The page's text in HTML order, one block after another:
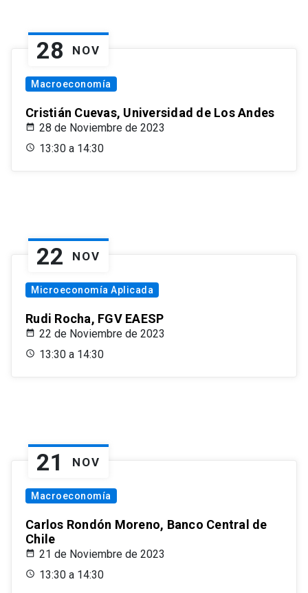
28 NOV
Macroeconomía
Cristián Cuevas, Universidad de Los Andes
28 de Noviembre de 2023
13:30 a 14:30
22 NOV
Microeconomía Aplicada
Rudi Rocha, FGV EAESP
22 de Noviembre de 2023
13:30 a 14:30
21 NOV
Macroeconomía
Carlos Rondón Moreno, Banco Central de
Chile
21 de Noviembre de 2023
13:30 a 14:30